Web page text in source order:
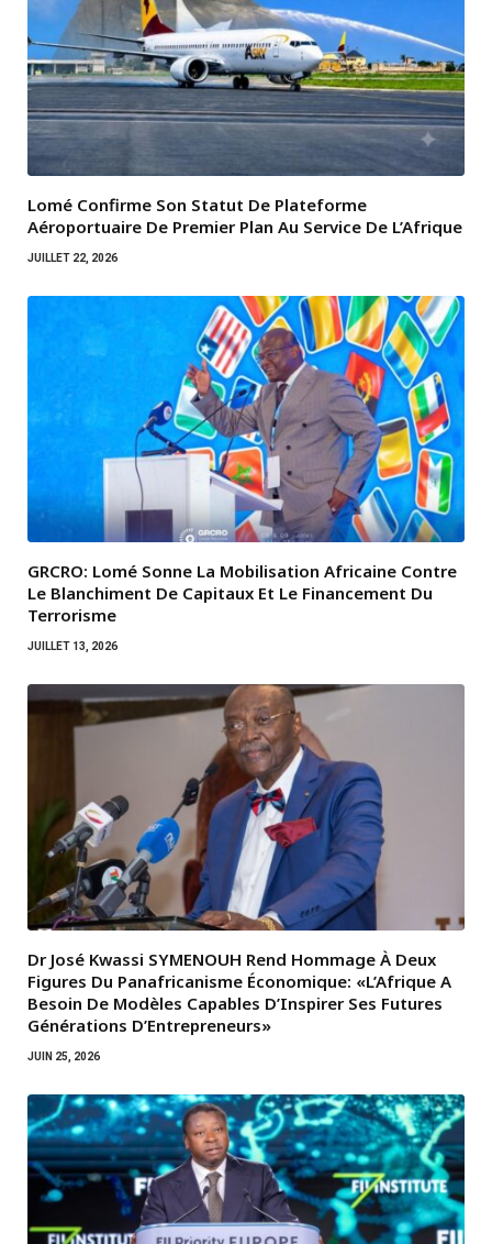
Lomé Confirme Son Statut De Plateforme
Aéroportuaire De Premier Plan Au Service De L’Afrique
JUILLET 22, 2026
GRCRO: Lomé Sonne La Mobilisation Africaine Contre
Le Blanchiment De Capitaux Et Le Financement Du
Terrorisme
JUILLET 13, 2026
Dr José Kwassi SYMENOUH Rend Hommage À Deux
Figures Du Panafricanisme Économique: «L’Afrique A
Besoin De Modèles Capables D’Inspirer Ses Futures
Générations D’Entrepreneurs»
JUIN 25, 2026